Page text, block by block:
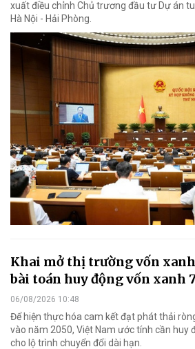
xuất điều chỉnh Chủ trương đầu tư Dự án
Hà Nội - Hải Phòng.
Khai mở thị trường vốn
bài toán huy động vốn xanh
06/08/2026 10:48
Để hiện thực hóa cam kết đạt phát thải
vào năm 2050, Việt Nam ước tính cần huy
cho lộ trình chuyển đổi dài hạn.